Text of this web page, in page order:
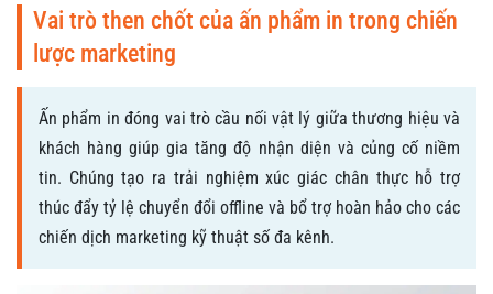
Vai trò then chốt của ấn phẩm in trong chiến
lược marketing
Ấn phẩm in đóng vai trò cầu nối vật lý giữa thương hiệu và
khách hàng giúp gia tăng độ nhận diện và củng cố niềm
tin. Chúng tạo ra trải nghiệm xúc giác chân thực hỗ trợ
thúc đẩy tỷ lệ chuyển đổi offline và bổ trợ hoàn hảo cho các
chiến dịch marketing kỹ thuật số đa kênh.